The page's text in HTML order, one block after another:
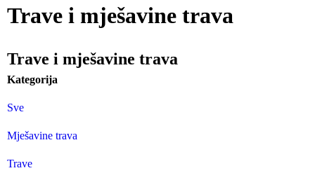
Trave i mješavine trava
Trave i mješavine trava
Kategorija
Sve
Mješavine trava
Trave